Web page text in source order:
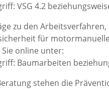
VSG 4.2
zu den
für
online unter:
Baumarbeiten
stehen die